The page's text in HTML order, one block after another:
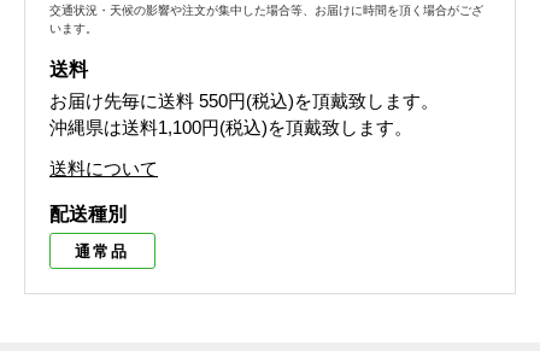
交通状況・天候の影響や注文が集中した場合等、お届けに時間を頂く場合がござ
います。
送料
お届け先毎に送料 550円(税込)を頂戴致します。
沖縄県は送料1,100円(税込)を頂戴致します。
送料について
配送種別
通常品